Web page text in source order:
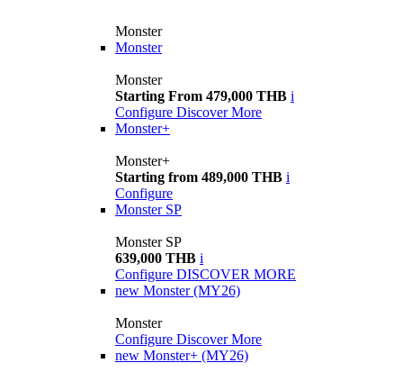
Monster
Monster
Monster
Starting From 479,000 THB i
Configure Discover More
Monster+
Monster+
Starting from 489,000 THB i
Configure
Monster SP
Monster SP
639,000 THB i
Configure DISCOVER MORE
new Monster (MY26)
Monster
Configure Discover More
new Monster+ (MY26)